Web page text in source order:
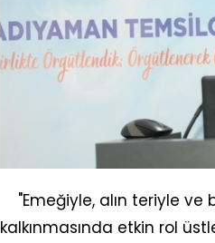
"Emeğiyle, alın teriyle
kalkınmasında etkin rol